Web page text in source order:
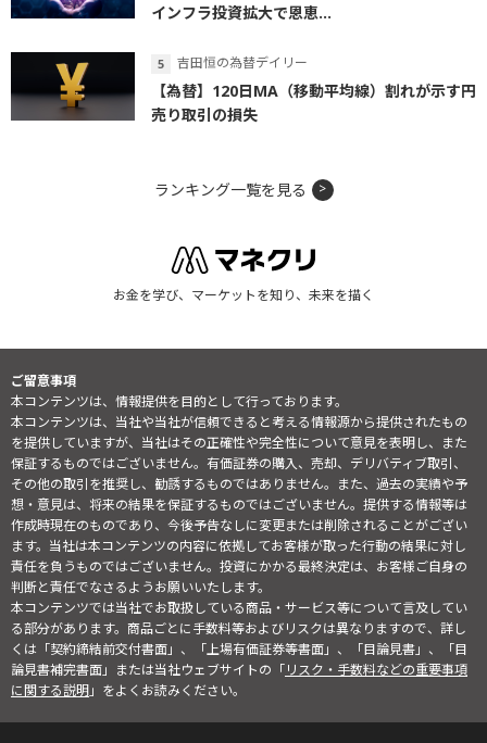
インフラ投資拡大で恩恵...
吉田恒の為替デイリー
【為替】120日MA（移動平均線）割れが示す円
売り取引の損失
ランキング一覧を見る
お金を学び、マーケットを知り、未来を描く
ご留意事項
本コンテンツは、情報提供を目的として行っております。
本コンテンツは、当社や当社が信頼できると考える情報源から提供されたもの
を提供していますが、当社はその正確性や完全性について意見を表明し、また
保証するものではございません。有価証券の購入、売却、デリバティブ取引、
その他の取引を推奨し、勧誘するものではありません。また、過去の実績や予
想・意見は、将来の結果を保証するものではございません。提供する情報等は
作成時現在のものであり、今後予告なしに変更または削除されることがござい
ます。当社は本コンテンツの内容に依拠してお客様が取った行動の結果に対し
責任を負うものではございません。投資にかかる最終決定は、お客様ご自身の
判断と責任でなさるようお願いいたします。
本コンテンツでは当社でお取扱している商品・サービス等について言及してい
る部分があります。商品ごとに手数料等およびリスクは異なりますので、詳し
くは「契約締結前交付書面」、「上場有価証券等書面」、「目論見書」、「目
論見書補完書面」または当社ウェブサイトの「リスク・手数料などの重要事項
に関する説明」をよくお読みください。